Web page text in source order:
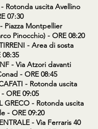
- Rotonda uscita Avellino
07:30
- Piazza Montpellier
Pinocchio) - ORE 08:20
- Area di sosta
08:35
- Via Atzori davanti
- ORE 08:45
- Rotonda uscita
ORE 09:05
GRECO - Rotonda uscita
- ORE 09:20
- Via Ferraris 40